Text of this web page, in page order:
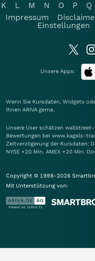
K
L M N O P Q
Impressum
Einstellungen
Unsere Apps:
Wenn Sie Kursdaten, Widgets
Ihnen ARIVA gerne.
Unsere User schätzen
Bewertungen bei www.kagels-
Zeitverzögerung der Kursdaten:
NYSE +20 Min. AMEX +20 Min.
Copyright © 1998-2026
Mit Unterstützung von: